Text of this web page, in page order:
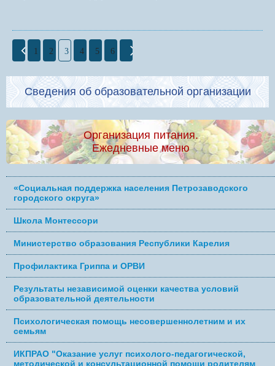
1 2 3 4 5 6
Сведения об образовательной организации
Организация питания.
Ежедневные меню
«Социальная поддержка населения Петрозаводского
городского округа»
Школа Монтессори
Министерство образования Республики Карелия
Профилактика Гриппа и ОРВИ
Результаты независимой оценки качества условий
образовательной деятельности
Психологическая помощь несовершеннолетним и их
семьям
ИКПРАО "Оказание услуг психолого-педагогической,
методической и консультационной помощи родителям